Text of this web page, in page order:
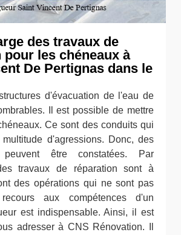
des travaux de
pour les chéneaux à
De Pertignas dans le
d'évacuation de l'eau de
Il est possible de mettre
Ce sont des conduits qui
d'agressions. Donc, des
peuvent être constatées. Par
travaux de réparation sont à
des opérations qui ne sont pas
aux compétences d'un
est indispensable. Ainsi, il est
adresser à CNS Rénovation. Il